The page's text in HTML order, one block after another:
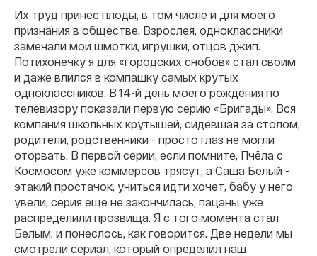
Их труд принес плоды, в том числе и для моего
признания в обществе. Взрослея, одноклассники
замечали мои шмотки, игрушки, отцов джип.
Потихонечку я для «городских снобов» стал своим
и даже влился в компашку самых крутых
одноклассников. В 14-й день моего рождения по
телевизору показали первую серию «Бригады». Вся
компания школьных крутышей, сидевшая за столом,
родители, родственники - просто глаз не могли
оторвать. В первой серии, если помните, Пчёла с
Космосом уже коммерсов трясут, а Саша Белый -
этакий простачок, учиться идти хочет, бабу у него
увели, серия еще не закончилась, пацаны уже
распределили прозвища. Я с того момента стал
Белым, и понеслось, как говорится. Две недели мы
смотрели сериал, который определил наш